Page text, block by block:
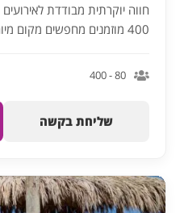
חווה יוקרתית מבודדת
400 מוזמנים מחפשים מקום מיוחד? מקום...
80 - 400
שליחת בקשה